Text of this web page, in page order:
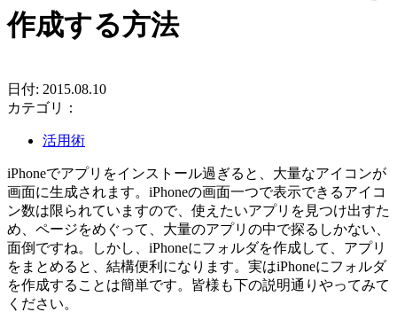
作成する方法
日付: 2015.08.10
カテゴリ：
活用術
iPhoneでアプリをインストール過ぎると、大量なアイコンが
画面に生成されます。iPhoneの画面一つで表示できるアイコ
ン数は限られていますので、使えたいアプリを見つけ出すた
め、ページをめぐって、大量のアプリの中で探るしかない、
面倒ですね。しかし、iPhoneにフォルダを作成して、アプリ
をまとめると、結構便利になります。実はiPhoneにフォルダ
を作成することは簡単です。皆様も下の説明通りやってみて
ください。